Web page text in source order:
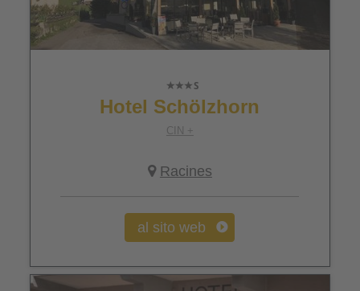
Hotel Schölzhorn
CIN +
Racines
al sito web